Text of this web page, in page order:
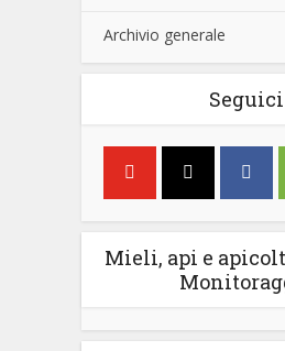
Archivio generale
Seguici
Mieli, api e